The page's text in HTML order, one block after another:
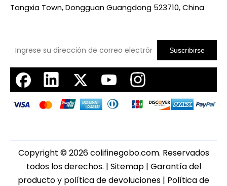
Tangxia Town, Dongguan Guangdong 523710, China
Suscribirse
Copyright ©2026colifinegobo.com. Reservados
todos los derechos. | Sitemap | Garantía del
producto y política de devoluciones | Política de